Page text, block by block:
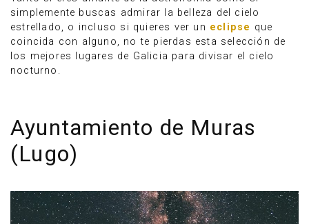
simplemente buscas admirar la belleza del cielo
estrellado, o incluso si quieres ver un eclipse que
coincida con alguno, no te pierdas esta selección de
los mejores lugares de Galicia para divisar el cielo
nocturno.
Ayuntamiento de Muras
(Lugo)